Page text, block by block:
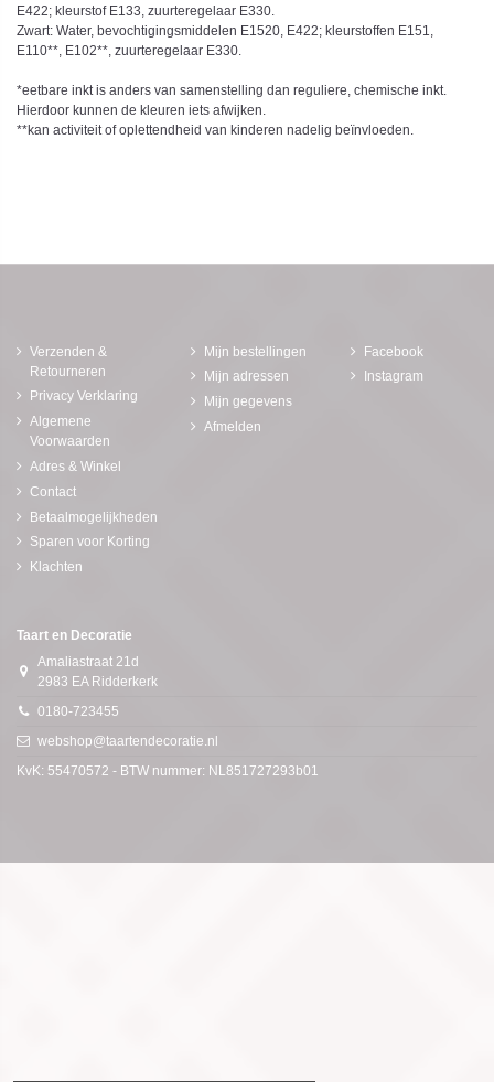
E422; kleurstof E133, zuurteregelaar E330.
Zwart: Water, bevochtigingsmiddelen E1520, E422; kleurstoffen E151,
E110**, E102**, zuurteregelaar E330.
*eetbare inkt is anders van samenstelling dan reguliere, chemische inkt.
Hierdoor kunnen de kleuren iets afwijken.
**kan activiteit of oplettendheid van kinderen nadelig beïnvloeden.
Verzenden &
Retourneren
Privacy Verklaring
Algemene
Voorwaarden
Adres & Winkel
Contact
Betaalmogelijkheden
Sparen voor Korting
Klachten
Mijn bestellingen
Mijn adressen
Mijn gegevens
Afmelden
Facebook
Instagram
Taart en Decoratie
Amaliastraat 21d
2983 EA Ridderkerk
0180-723455
webshop@taartendecoratie.nl
KvK: 55470572 - BTW nummer: NL851727293b01